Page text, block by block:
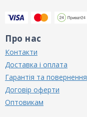
Про нас
Контакти
Доставка і оплата
Гарантія та повернення
Договір оферти
Оптовикам